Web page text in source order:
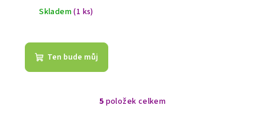
Skladem(1 ks)
Ten bude můj
O
5 položek celkem